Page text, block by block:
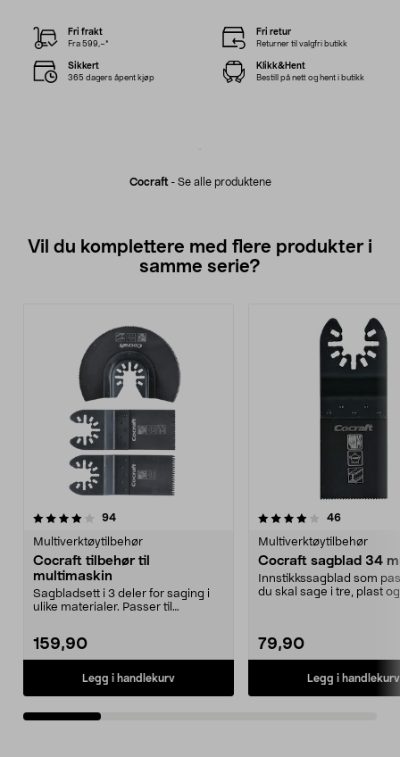
Cocraft- Se alle produktene
Fri frakt
Fra 599,–*
Fri retur
Returner til valgfri butikk
Sikkert
365 dagers åpent kjøp
Klikk&Hent
Bestill på nett og hent i butikk
Vil du komplettere med flere produkter i
samme serie?
94anmeldelser
Multiverktøytilbehør
Cocraft tilbehør til
multimaskin
Sagbladsett i 3 deler for saging i
ulike materialer. Passer til
159,90
Legg i handlekurv
4.0av 5 stjerner 46
Multiverktøytilbehør
Cocraft sagblad 34
Innstikkssagblad som
du skal sage i tre, plast
79,90
Legg i handlekurv
4.0av 5 stjerner